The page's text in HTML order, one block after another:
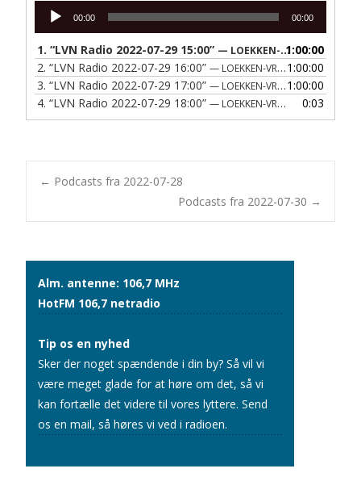
Lydafspiller
00:00 00:00
1. “LVN Radio 2022-07-29 15:00” — LOEKKEN-VRAA NAERRADIO 1:00:00
2. “LVN Radio 2022-07-29 16:00” — LOEKKEN-VRAA NAERRADIO
1:00:00
3. “LVN Radio 2022-07-29 17:00” — LOEKKEN-VRAA NAERRADIO
1:00:00
4. “LVN Radio 2022-07-29 18:00” — LOEKKEN-VRAA NAERRADIO 0:03
Post
← Podcasts fra 2022-07-28
Podcasts fra 2022-07-30 →
Alm. antenne: 106,7 MHz
HotFM 106,7 netradio
Tip os en nyhed
Sker der noget spændende i din by? Så vil vi
være meget glade for at høre om det, så vi
kan fortælle det videre til vores lyttere. Send
os en mail, så høres vi ved i radioen.